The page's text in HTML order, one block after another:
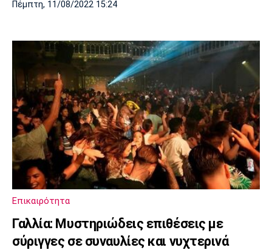
Πέμπτη, 11/08/2022 15:24
Επικαιρότητα
Γαλλία: Μυστηριώδεις επιθέσεις με
σύριγγες σε συναυλίες και νυχτερινά